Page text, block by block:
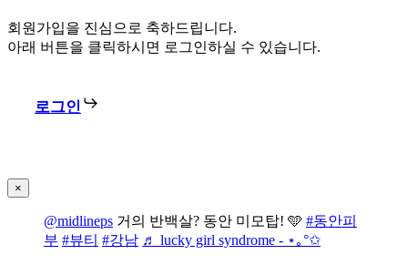
회원가입을 진심으로 축하드립니다.
아래 버튼을 클릭하시면 로그인하실 수 있습니다.
로그인
×
@midlineps 거의 반백살? 동안 미모탑! 🩵 #동안피
부 #뷰티 #강남 ♬ lucky girl syndrome - ⋆｡°✩